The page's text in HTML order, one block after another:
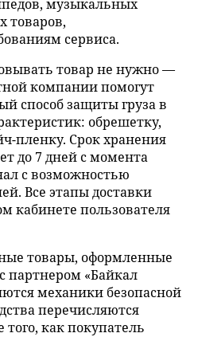
музыкальных
товаров,
сервиса.
товар не нужно —
компании помогут
способ защиты груза в
обрешетку,
пленку. Срок хранения
до 7 дней с момента
с возможностью
Все этапы доставки
кабинете пользователя
товары, оформленные
партнером «Байкал
механики безопасной
перечисляются
того, как покупатель